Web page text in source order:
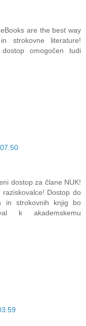
are the best way
strokovne literature!
omogočen tudi
dostop za člane NUK!
Dostop do
in strokovnih knjig bo
k akademskemu